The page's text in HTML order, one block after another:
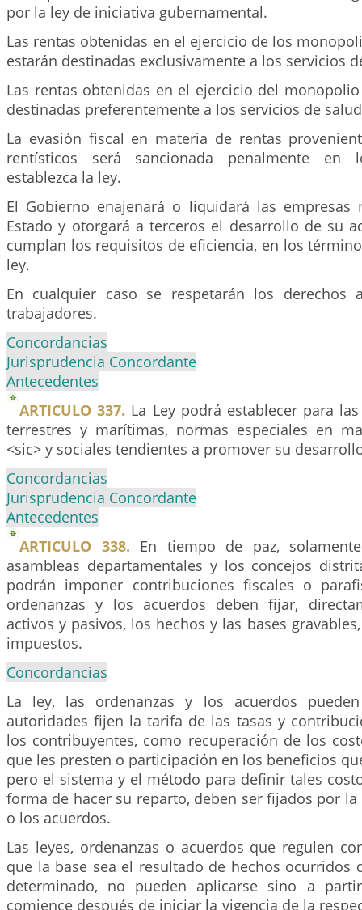
por la ley de iniciativa gubernamental.
Las rentas obtenidas en el ejercicio de los
estarán destinadas exclusivamente a los servicios
Las rentas obtenidas en el ejercicio del
destinadas preferentemente a los servicios de
La evasión fiscal en materia de rentas
rentísticos será sancionada penalmente en
establezca la ley.
El Gobierno enajenará o liquidará las empresas
Estado y otorgará a terceros el desarrollo de su
cumplan los requisitos de eficiencia, en los
ley.
En cualquier caso se respetarán los derechos
trabajadores.
Concordancias
Jurisprudencia Concordante
Antecedentes
ARTICULO 337. La Ley podrá establecer para
terrestres y marítimas, normas especiales en
<sic> y sociales tendientes a promover su
Concordancias
Jurisprudencia Concordante
Antecedentes
ARTICULO 338. En tiempo de paz,
asambleas departamentales y los concejos
podrán imponer contribuciones fiscales o
ordenanzas y los acuerdos deben fijar,
activos y pasivos, los hechos y las bases
impuestos.
Concordancias
La ley, las ordenanzas y los acuerdos
autoridades fijen la tarifa de las tasas y
los contribuyentes, como recuperación de los
que les presten o participación en los beneficios
pero el sistema y el método para definir tales
forma de hacer su reparto, deben ser fijados por la
o los acuerdos.
Las leyes, ordenanzas o acuerdos que regulen
que la base sea el resultado de hechos ocurridos
determinado, no pueden aplicarse sino a
comience después de iniciar la vigencia de la